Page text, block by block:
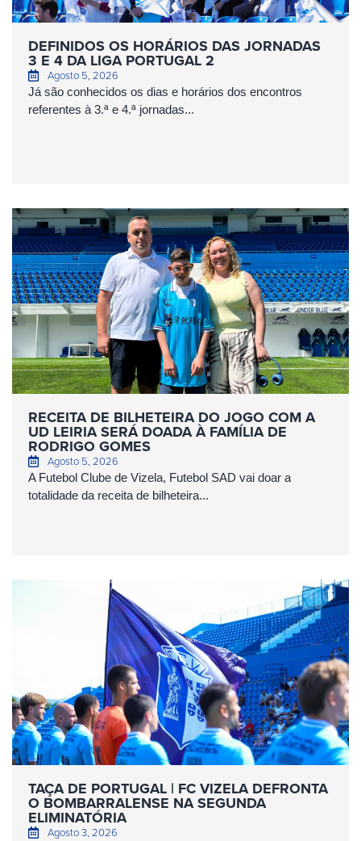
DEFINIDOS OS HORÁRIOS DAS JORNADAS
3 E 4 DA LIGA PORTUGAL 2
Agosto 5, 2026
Já são conhecidos os dias e horários dos encontros
referentes à 3.ª e 4.ª jornadas...
RECEITA DE BILHETEIRA DO JOGO COM A
UD LEIRIA SERÁ DOADA À FAMÍLIA DE
RODRIGO GOMES
Agosto 5, 2026
A Futebol Clube de Vizela, Futebol SAD vai doar a
totalidade da receita de bilheteira...
TAÇA DE PORTUGAL | FC VIZELA DEFRONTA
O BOMBARRALENSE NA SEGUNDA
ELIMINATÓRIA
Agosto 3, 2026